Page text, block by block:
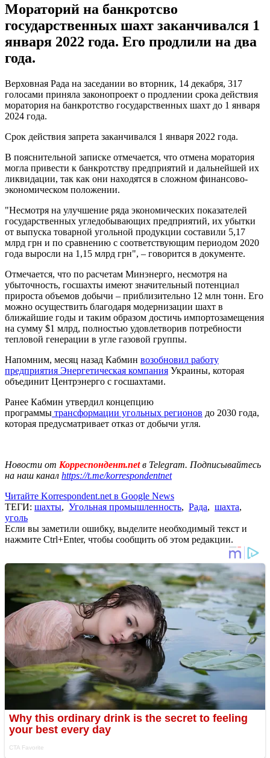
Мораторий на банкротсво
государственных шахт заканчивался 1
января 2022 года. Его продлили на два
года.
Верховная Рада на заседании во вторник, 14 декабря, 317
голосами приняла законопроект о продлении срока действия
моратория на банкротство государственных шахт до 1 января
2024 года.
Срок действия запрета заканчивался 1 января 2022 года.
В пояснительной записке отмечается, что отмена моратория
могла привести к банкротству предприятий и дальнейшей их
ликвидации, так как они находятся в сложном финансово-
экономическом положении.
"Несмотря на улучшение ряда экономических показателей
государственных угледобывающих предприятий, их убытки
от выпуска товарной угольной продукции составили 5,17
млрд грн и по сравнению с соответствующим периодом 2020
года выросли на 1,15 млрд грн", – говорится в документе.
Отмечается, что по расчетам Минэнерго, несмотря на
убыточность, госшахты имеют значительный потенциал
прироста объемов добычи – приблизительно 12 млн тонн. Его
можно осуществить благодаря модернизации шахт в
ближайшие годы и таким образом достичь импортозамещения
на сумму $1 млрд, полностью удовлетворив потребности
тепловой генерации в угле газовой группы.
Напомним, месяц назад Кабмин возобновил работу
предприятия Энергетическая компания Украины, которая
объединит Центрэнерго с госшахтами.
Ранее Кабмин утвердил концепцию
программы трансформации угольных регионов до 2030 года,
которая предусматривает отказ от добычи угля.
Новости от Корреспондент.netв Telegram. Подписывайтесь
на наш канал https://t.me/korrespondentnet
Читайте Korrespondent.net в Google News
ТЕГИ: шахты, Угольная промышленность, Рада, шахта,
уголь
Если вы заметили ошибку, выделите необходимый текст и
нажмите Ctrl+Enter, чтобы сообщить об этом редакции.